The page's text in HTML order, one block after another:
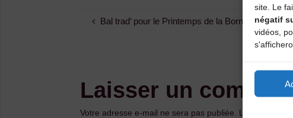
site. Le
négatif
vidéos,
Bal trad’ pour le Printemps de la Borne (Aiguilhe)
Laisser un
Votre adresse e-mail ne sera pas publiée. Les champs